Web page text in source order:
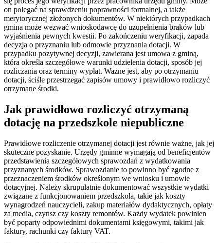
on polegać na sprawdzeniu poprawności formalnej, a także
merytorycznej złożonych dokumentów. W niektórych przypadkach
gmina może wezwać wnioskodawcę do uzupełnienia braków lub
wyjaśnienia pewnych kwestii. Po zakończeniu weryfikacji, zapada
decyzja o przyznaniu lub odmowie przyznania dotacji. W
przypadku pozytywnej decyzji, zawierana jest umowa z gminą,
która określa szczegółowe warunki udzielenia dotacji, sposób jej
rozliczania oraz terminy wypłat. Ważne jest, aby po otrzymaniu
dotacji, ściśle przestrzegać zapisów umowy i prawidłowo rozliczyć
otrzymane środki.
Jak prawidłowo rozliczyć otrzymaną
dotację na przedszkole niepubliczne
Prawidłowe rozliczenie otrzymanej dotacji jest równie ważne, jak jej
skuteczne pozyskanie. Urzędy gminne wymagają od beneficjentów
przedstawienia szczegółowych sprawozdań z wydatkowania
przyznanych środków. Sprawozdanie to powinno być zgodne z
przeznaczeniem środków określonym we wniosku i umowie
dotacyjnej. Należy skrupulatnie dokumentować wszystkie wydatki
związane z funkcjonowaniem przedszkola, takie jak koszty
wynagrodzeń nauczycieli, zakup materiałów dydaktycznych, opłaty
za media, czynsz czy koszty remontów. Każdy wydatek powinien
być poparty odpowiednimi dokumentami księgowymi, takimi jak
faktury, rachunki czy faktury VAT.